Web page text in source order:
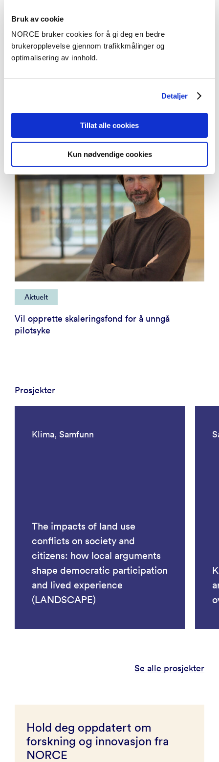
Bruk av cookie
NORCE bruker cookies for å gi deg en bedre
brukeropplevelse gjennom trafikkmålinger og
optimalisering av innhold.
Detaljer
Tillat alle cookies
Kun nødvendige cookies
Aktuelt
Vil opprette skaleringsfond for å unngå
pilotsyke
Prosjekter
Klima, Samfunn
The impacts of land use
conflicts on society and
citizens: how local arguments
shape democratic participation
and lived experience
(LANDSCAPE)
Se alle prosjekter
Hold deg oppdatert om
forskning og innovasjon fra
NORCE